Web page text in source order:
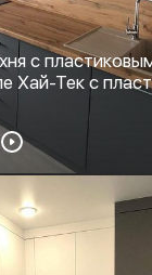
с
Хай-Тек с